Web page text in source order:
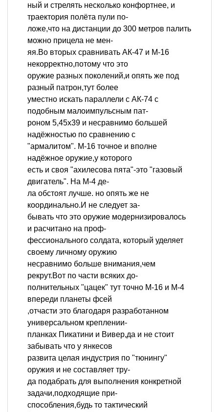
ный и стрелять несколько конфортнее, и
траектория полёта пули по-
ложе,что на дистанции до 300 метров палить
можно прицела не мен-
яя.Во вторых сравнивать АК-47 и М-16
некорректно,потому что это
оружие разных поколений,и опять же под
разный патрон,тут более
уместно искать параллели с АК-74 с
подобным малоимпульсным пат-
роном 5,45х39 и несравнимо большей
надёжностью по сравнению с
"армалитом". М-16 точное и вполне
надёжное оружие,у которого
есть и своя "ахилесова пята"-это "газовый
двигатель". На М-4 де-
ла обстоят лучше. но опять же не
координально.И не следует за-
бывать что это оружие модернизировалось
и расчитано на проф-
фессионального солдата, который уделяет
своему личному оружию
несравнимо больше внимания,чем
рекрут.Вот по части всяких до-
полнительных "цацек" тут точно М-16 и М-4
впереди планеты фсей
,отчасти это благодаря разработанном
универсальном креплении-
планках Пикатини и Вивер,да и не стоит
забывать что у янкесов
развита целая индустрия по "тюнингу"
оружия и не составляет тру-
да подабрать для выполнения конкретной
задачи,подходящие при-
способления,будь то тактический